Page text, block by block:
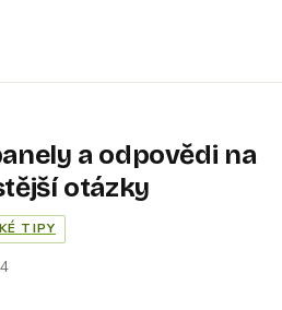
a odpovědi na
otázky
TIPY